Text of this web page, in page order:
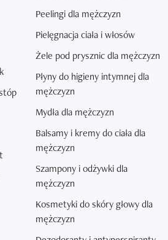
Peelingi dla mężczyzn
Pielęgnacja ciała i włosów
Żele pod prysznic dla mężczyzn
Płyny do higieny intymnej dla
mężczyzn
Mydła dla mężczyzn
Balsamy i kremy do ciała dla
mężczyzn
Szampony i odżywki dla
mężczyzn
Kosmetyki do skóry głowy dla
mężczyzn